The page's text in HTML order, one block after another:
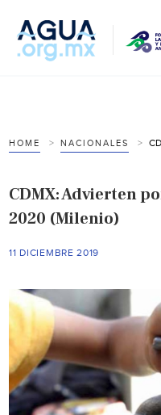
HOME NACIONALES
CDMX: Advierten
2020 (Milenio)
11 DICIEMBRE 2019